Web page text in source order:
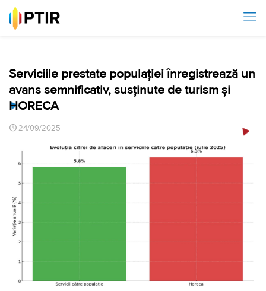
Serviciile prestate populației înregistrează un
avans semnificativ, susținute de turism și
HORECA
24/09/2025